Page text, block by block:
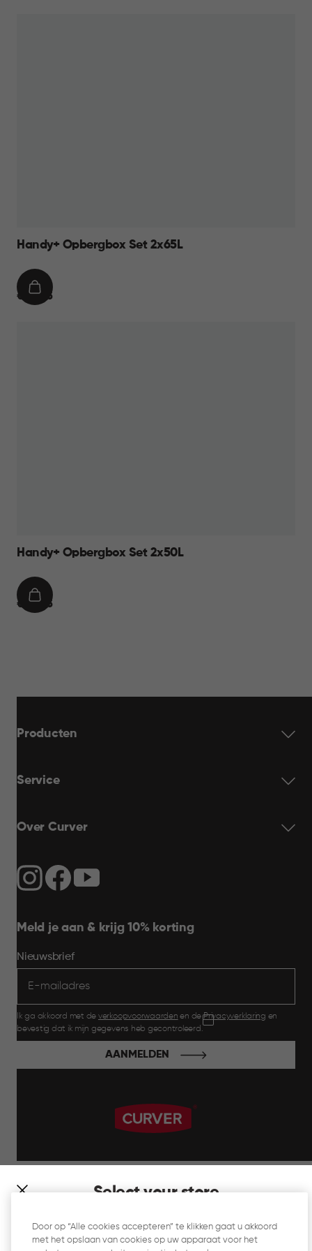
Select your store
which store would you like to shop?
Handy+ Opbergbox Set 2x65L
€
€ 44,95
IN
Handy+ Opbergbox Set 2x50L
€
€ 34,95
IN
Producten
Service
Over Curver
Meld je aan & krijg 10% korting
Nieuwsbrief
Ik ga akkoord met de verkoopvoorwaarden en dePrivacyverklaring en
bevestig dat ik mijn gegevens heb gecontroleerd.
AANMELDEN
Website Gebruiksvoorwaarden
Door op “Alle cookies accepteren” te klikken gaat u akkoord
met het opslaan van cookies op uw apparaat voor het